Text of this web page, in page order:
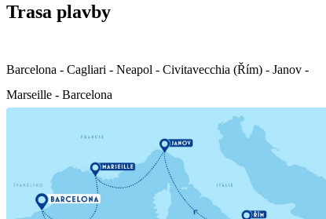
Trasa plavby
Barcelona - Cagliari - Neapol - Civitavecchia (Řím) - Janov -
Marseille - Barcelona